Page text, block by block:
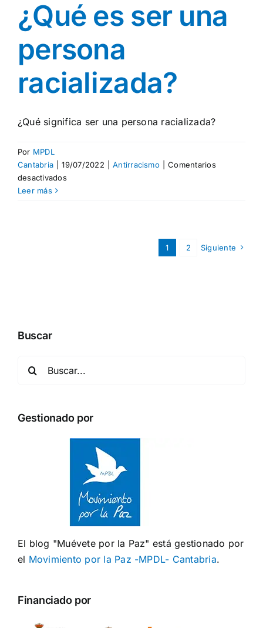
¿Qué es ser una
persona
racializada?
¿Qué significa ser una persona racializada?
Por MPDL
Cantabria
19/07/2022 Antirracismo
Comentarios
desactivadosen
Leer más
1 2 Siguiente
Buscar
Gestionado por
El blog "Muévete por la Paz" está gestionado por
el Movimiento por la Paz -MPDL- Cantabria.
Financiado por